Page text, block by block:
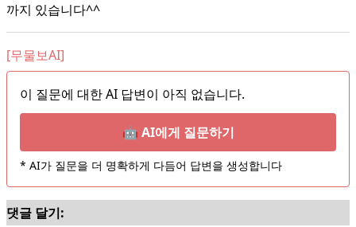
까지 있습니다^^
[무물보AI]
이 질문에 대한 AI 답변이 아직 없습니다.
🤖 AI에게 질문하기
* AI가 질문을 더 명확하게 다듬어 답변을 생성합니다
댓글 달기: